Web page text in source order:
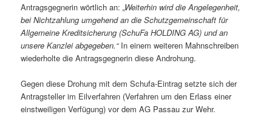
Antragsgegnerin wörtlich an:„Weiterhin wird die Angelegenheit,
bei Nichtzahlung umgehend an die Schutzgemeinschaft für
Allgemeine Kreditsicherung (SchuFa HOLDING AG) und an
unsere Kanzlei abgegeben.“In einem weiteren Mahnschreiben
wiederholte die Antragsgegnerin diese Androhung.
Gegen diese Drohung mit dem Schufa-Eintrag setzte sich der
Antragsteller im Eilverfahren (Verfahren um den Erlass einer
einstweiligen Verfügung) vor dem AG Passau zur Wehr.